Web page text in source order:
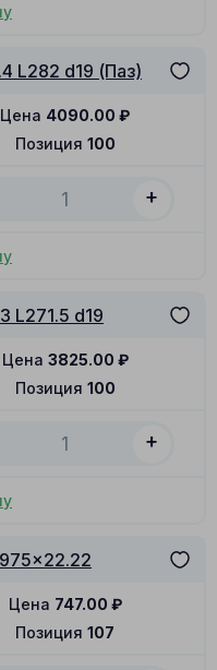
L282 d19 (Паз)
Позиция 100
Цена 4090.00 ₽
+
L271.5 d19
Позиция 100
Цена 3825.00 ₽
+
Позиция 107
Цена 747.00 ₽